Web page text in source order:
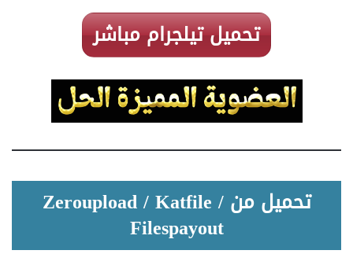
تحميل تيلجرام مباشر
تحميل من Zeroupload / Katfile /
Filespayout